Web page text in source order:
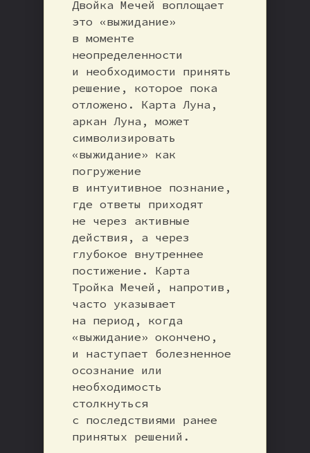
Двойка Мечей воплощает
это «выжидание»
в моменте
неопределенности
и необходимости принять
решение, которое пока
отложено. Карта Луна,
аркан Луна, может
символизировать
«выжидание» как
погружение
в интуитивное познание,
где ответы приходят
не через активные
действия, а через
глубокое внутреннее
постижение. Карта
Тройка Мечей, напротив,
часто указывает
на период, когда
«выжидание» окончено,
и наступает болезненное
осознание или
необходимость
столкнуться
с последствиями ранее
принятых решений.